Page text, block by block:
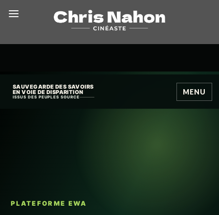
SAUVEGARDE DES SAVOIRS
EN VOIE DE DISPARITION
ISSUS DES PEUPLES SOURCE
MENU
PLATEFORME EWA